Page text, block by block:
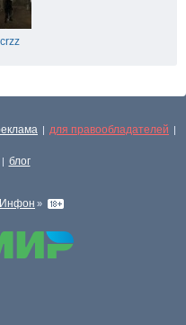
crzz
| для правообладателей |
| блог
Инфон »